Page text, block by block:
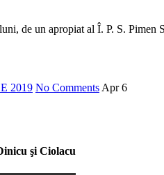
de un apropiat al Î. P. S.
2019 No Comments Apr 6
şi Ciolacu